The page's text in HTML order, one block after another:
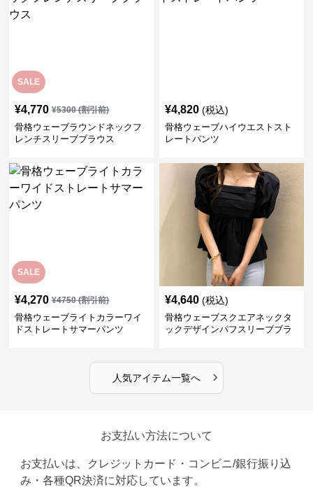
SALE
¥4,770 ¥5300(割引前)
骨格ウェーブラウンドネックフ
レンチスリーブブラウス
¥4,820 (税込)
骨格ウェーブハイウエストスト
レートパンツ
SALE
¥4,270 ¥4750(割引前)
骨格ウェーブライトカラーワイ
ドストレートサマーパンツ
¥4,640 (税込)
骨格ウェーブスクエアネックタ
ックデザインパフスリーブブラ
人気アイテム一覧へ ›
お支払い方法について
お支払いは、クレジットカード・コンビニ/銀行振り込
み・各種QR決済に対応しています。